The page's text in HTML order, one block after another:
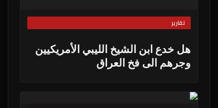
تقارير
هل خدع ابن الشيخ الليبي الأمريكيين
وجرهم الى فخ العراق